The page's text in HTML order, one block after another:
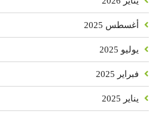
أغسطس 2025
يوليو 2025
فبراير 2025
يناير 2025